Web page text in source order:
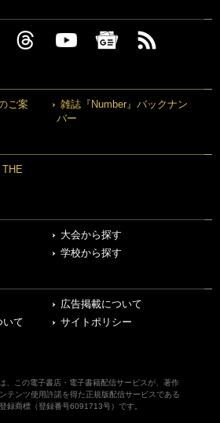
ご案
雑誌『Number』バックナン
バー
大会から探す
学校から探す
広告掲載について
いて
サイトポリシー
、この電子書店・電子書籍配信サービスが、著作
テンツ使用許諾を得た正規版配信サービスである
録商標（登録番号6091713号）です。